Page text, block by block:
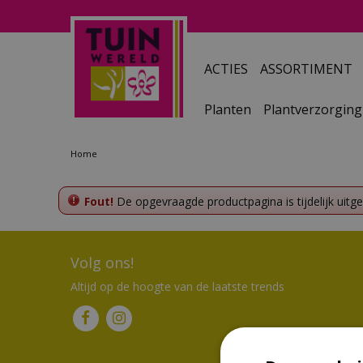
Home
ACTIES ASSORTIMENT
Planten Plantverzorging
Fout! De opgevraagde productpagina is tijdelijk
Volg ons!
Altijd op de hoogte van de laatste trends